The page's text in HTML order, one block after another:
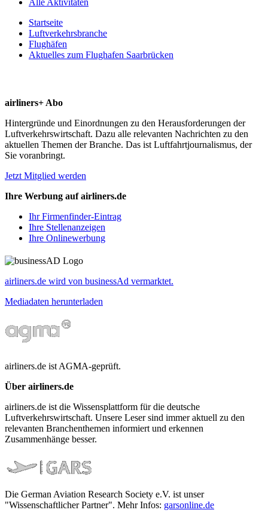
Startseite
Luftverkehrsbranche
Flughäfen
Aktuelles zum Flughafen Saarbrücken
airliners+ Abo
Hintergründe und Einordnungen zu den Herausforderungen der
Luftverkehrswirtschaft. Dazu alle relevanten Nachrichten zu den
aktuellen Themen der Branche. Das ist Luftfahrtjournalismus, der
Sie voranbringt.
Jetzt Mitglied werden
Ihre Werbung auf airliners.de
Ihr Firmenfinder-Eintrag
Ihre Stellenanzeigen
Ihre Onlinewerbung
airliners.de wird von businessAd vermarktet.
Mediadaten herunterladen
airliners.de ist AGMA-geprüft.
Über airliners.de
airliners.de ist die Wissensplattform für die deutsche
Luftverkehrswirtschaft. Unsere Leser sind immer aktuell zu den
relevanten Branchenthemen informiert und erkennen
Zusammenhänge besser.
Die German Aviation Research Society e.V. ist unser
"Wissenschaftlicher Partner". Mehr Infos: garsonline.de